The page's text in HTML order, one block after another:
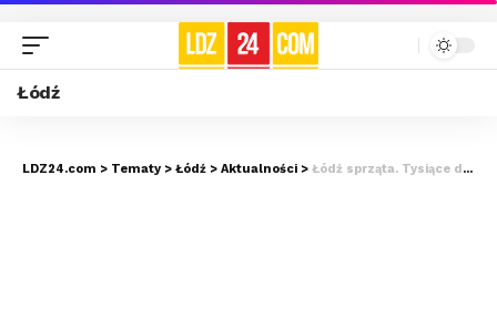
Łódź
LDZ24.com > Tematy > Łódź > Aktualności > Łódź sprząta. Tysiące dzieci wyszły na ulice